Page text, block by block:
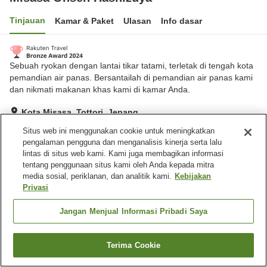
Tinjauan Kamar & Paket Ulasan Info dasar
Sebuah ryokan dengan lantai tikar tatami, terletak di tengah kota
pemandian air panas. Bersantailah di pemandian air panas kami
dan nikmati makanan khas kami di kamar Anda.
Kota Misasa, Tottori, Jepang
Hebat Ulasan:169
Fasilitas properti
Makan pribadi
Parkir gratis
Cari kamar
Situs web ini menggunakan cookie untuk meningkatkan
pengalaman pengguna dan menganalisis kinerja serta lalu
lintas di situs web kami. Kami juga membagikan informasi
tentang penggunaan situs kami oleh Anda kepada mitra
media sosial, periklanan, dan analitik kami. Kebijakan
Privasi
Jangan Menjual Informasi Pribadi Saya
Terima Cookie